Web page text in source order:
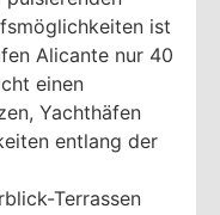
ist
Alicante nur 40
einen
Yachthäfen
entlang der
Terrassen